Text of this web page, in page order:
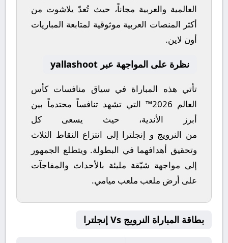
العالمية والعربية مجاناً، حيث تُعدّ يلاشوت من
أكثر المنصات العربية موثوقية لمتابعة المباريات
أون لاين.
نظرة على المواجهة عبر yallashoot
تأتي هذه المباراة في سياق منافسات كأس
العالم 2026™
التي تشهد تنافساً محتدماً بين
أبرز الأندية، حيث يسعى كل
من النرويج و إنجلترا إلى انتزاع النقاط الثلاث
وتحقيق أهدافهما في البطولة. ويتطلع الجمهور
إلى مواجهة شيّقة مليئة بالأحداث والمفاجآت
على أرض ملعب ملعب ميامي.
بطاقة المباراة النرويج Vs إنجلترا